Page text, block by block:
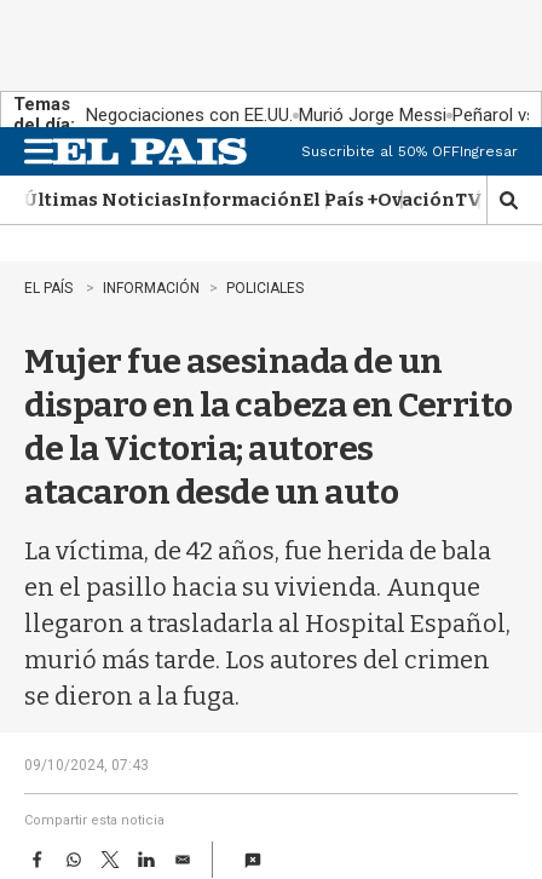
Temas
del día: Negociaciones con EE.UU. Murió Jorge Messi Peñarol
n
u
Suscribite al 50% OFFIngresar
Últimas NoticiasInformaciónEl País +OvaciónTV Show
M
o
�
EL PAÍS INFORMACIÓN POLICIALES
Mujer fue asesinada de un
disparo en la cabeza en Cerrito
de la Victoria; autores
atacaron desde un auto
La víctima, de 42 años, fue herida de bala
en el pasillo hacia su vivienda. Aunque
llegaron a trasladarla al Hospital Español,
murió más tarde. Los autores del crimen
se dieron a la fuga.
09/10/2024, 07:43
Compartir esta noticia
F
W
T
L
E